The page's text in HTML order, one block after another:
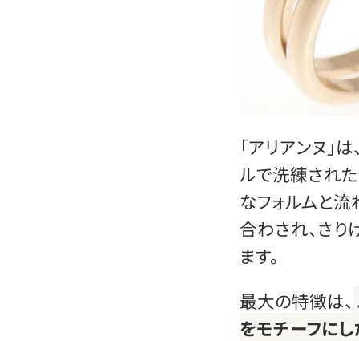
「アリアンヌ」
ルで洗練され
なフォルムと
合わされ、さ
ます。
最大の特徴は、
をモチーフに